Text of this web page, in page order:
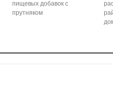
пищевых добавок с
прутняком